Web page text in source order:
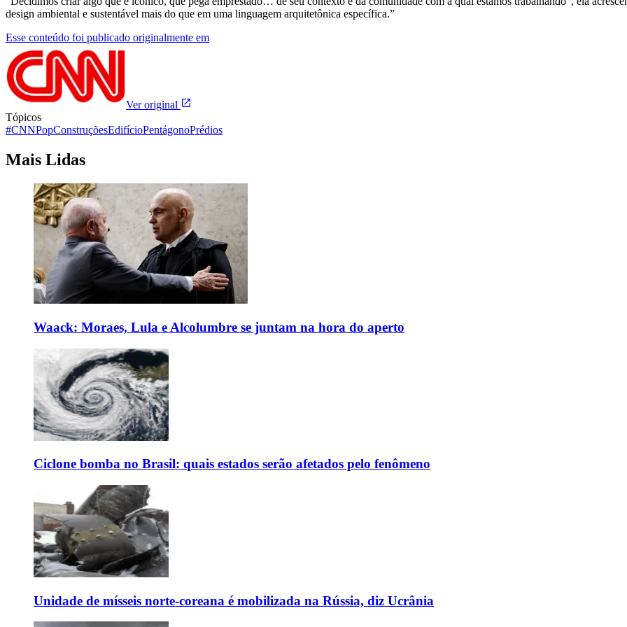
design ambiental e sustentável mais do que em uma linguagem arquitetônica específica.”
Esse conteúdo foi publicado originalmente em
Ver original
Tópicos
#CNNPopConstruçõesEdifícioPentágonoPrédios
Mais Lidas
Waack: Moraes, Lula e Alcolumbre se juntam na hora do aperto
Ciclone bomba no Brasil: quais estados serão afetados pelo fenômeno
Unidade de mísseis norte-coreana é mobilizada na Rússia, diz Ucrânia